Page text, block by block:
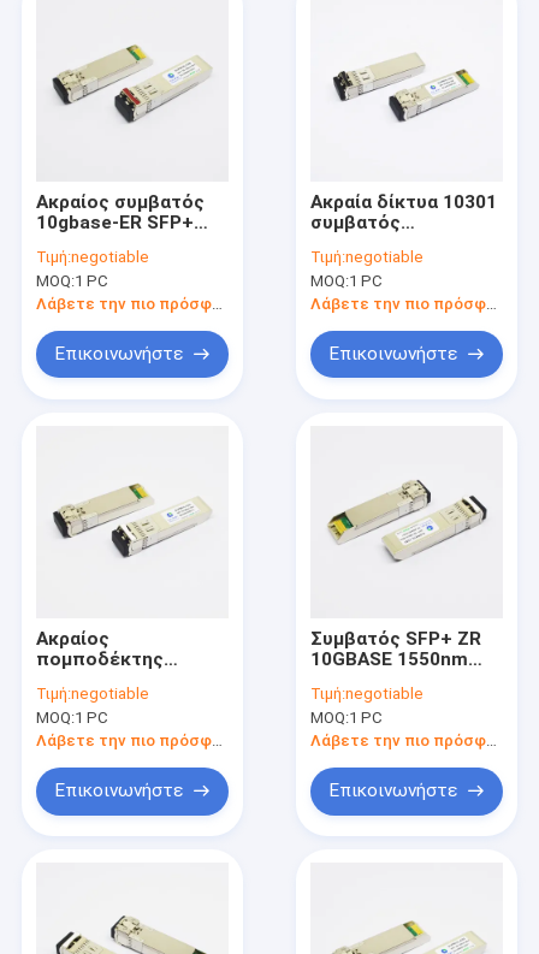
Περίπου εμείς
Ζητήστε ένα απόσπασμα
οπτικοί πομποδέκτες SFP
πομποδέκτης ινών 10G SFP+
Ακραίος συμβατός
10gbase-ER SFP+
πομποδέκτης 10gb-
ER-SFPP
Τιμή:negotiable
MOQ:1 PC
Λάβετε την πιο πρόσφατη τιμή
Επικοινωνήστε
Ακραία δίκτυα 10301
συμβατός
10GBase-SR SFP+
(MMF, 850nm, 300m,
DOM, LC)
Τιμή:negotiable
MOQ:1 PC
Λάβετε την πιο πρόσφατη τιμή
Επικοινωνήστε
Ακραίος
πομποδέκτης
1550nm 100km
δικτύων 10gb-zr100-
SFP συμβατός
Τιμή:negotiable
MOQ:1 PC
Λάβετε την πιο πρόσφατη τιμή
Επικοινωνήστε
Συμβατός SFP+ ZR
10GBASE 1550nm
πομποδέκτης
Τιμή:negotiable
MOQ:1 PC
Λάβετε την πιο πρόσφατη τιμή
Επικοινωνήστε